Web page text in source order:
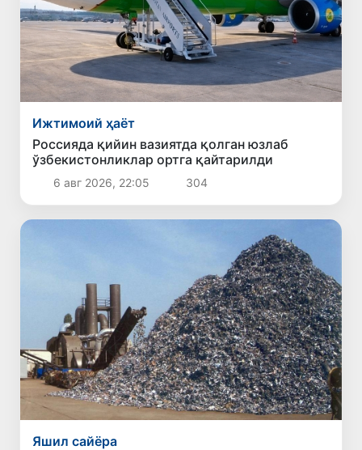
Ижтимоий ҳаёт
Россияда қийин вазиятда қолган юзлаб
ўзбекистонликлар ортга қайтарилди
6 авг 2026, 22:05 304
Яшил сайёра